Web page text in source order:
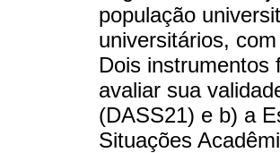
população
universitários,
Dois instrumentos
avaliar sua
(DASS21) e b) a
Situações